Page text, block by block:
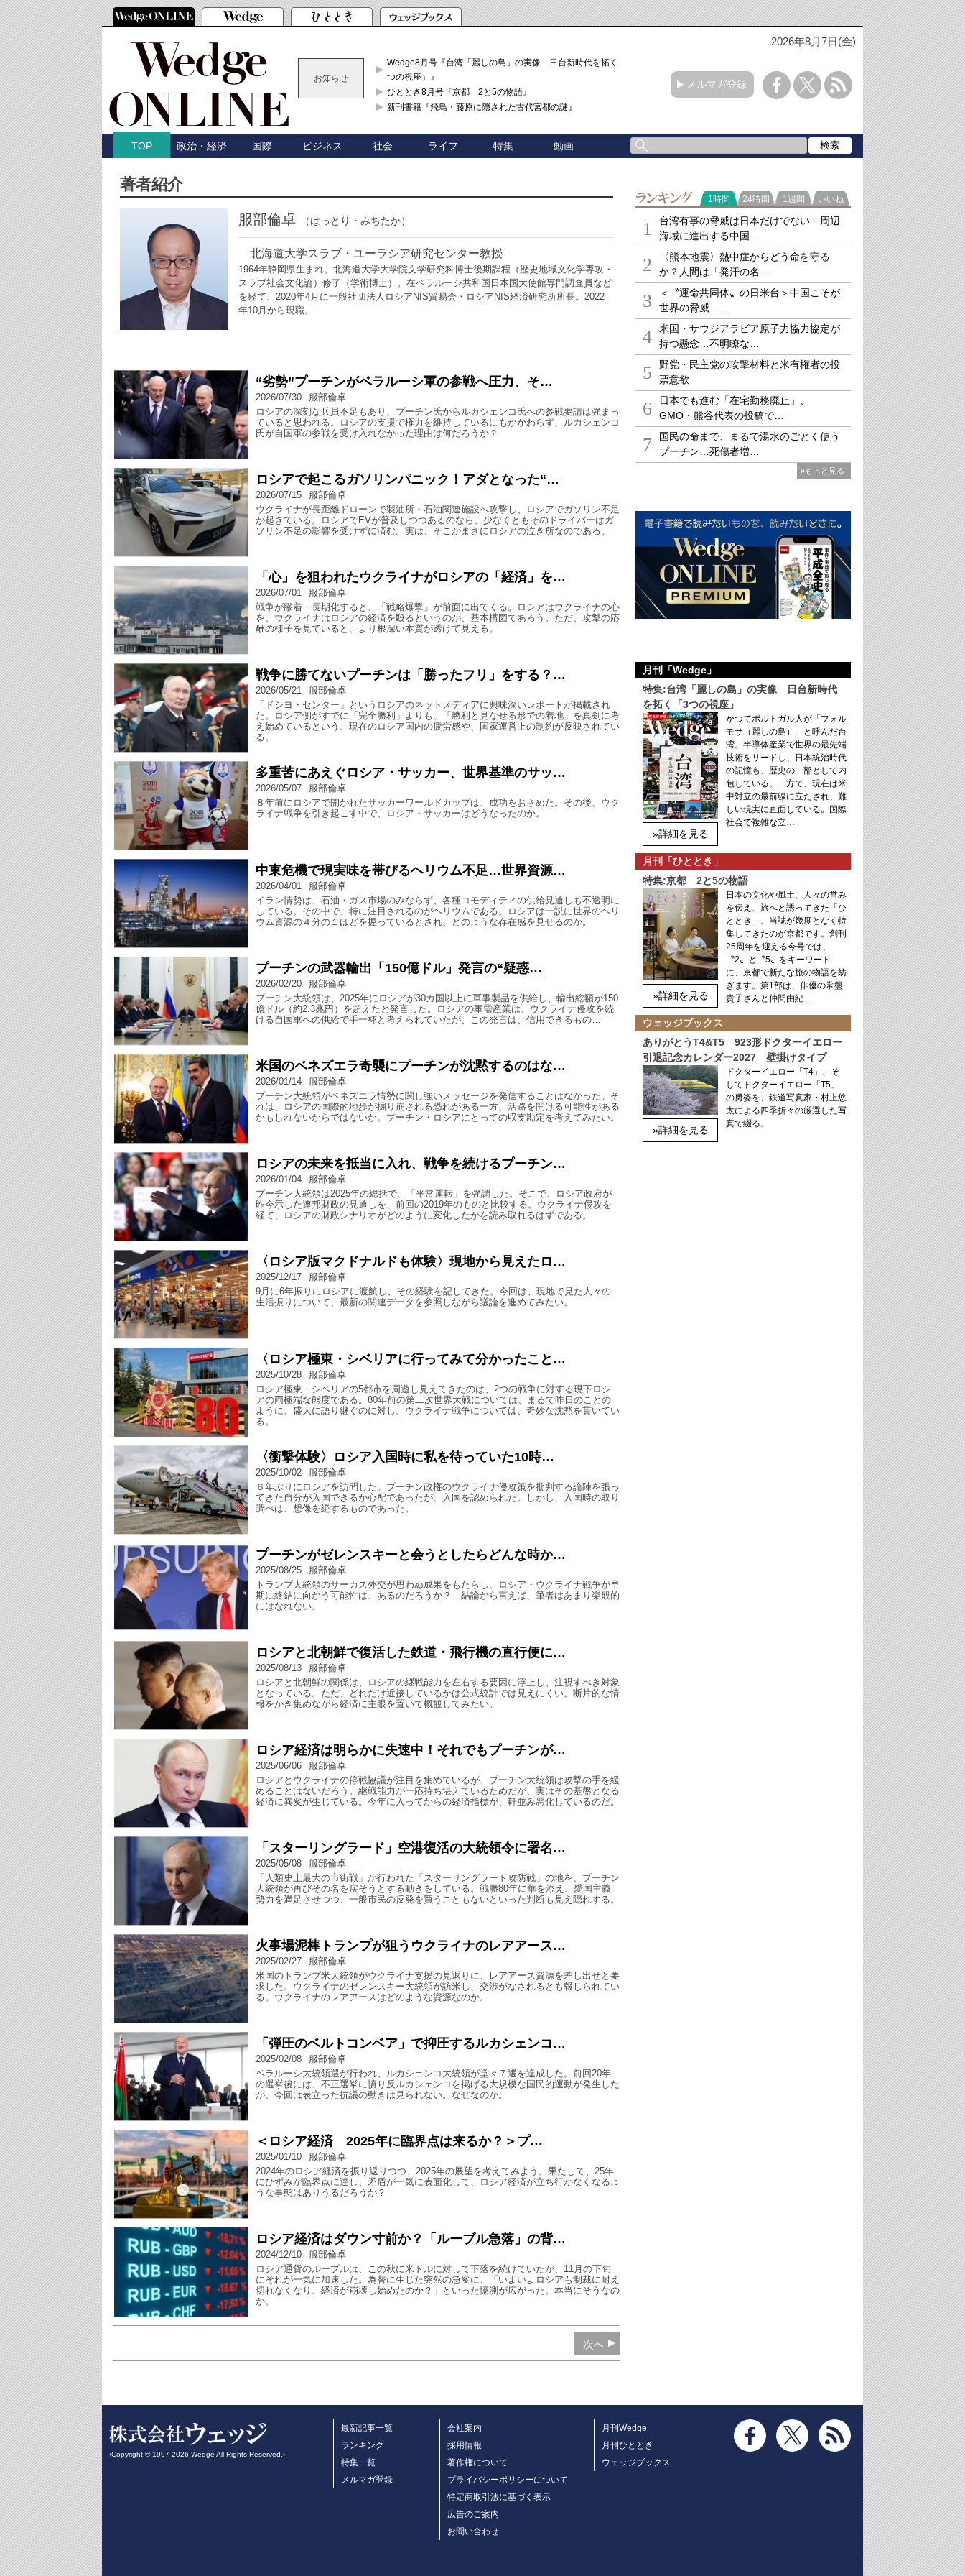
2026年8月7日(金)
お知らせ
Wedge8月号『台湾「麗しの島」の実像 日台新時代を拓く「3
つの視座」』
ひととき8月号『京都 2と5の物語』
新刊書籍『飛鳥・藤原に隠された古代宮都の謎』
メルマガ登録
TOP 政治・経済 国際 ビジネス 社会 ライフ 特集 動画
著者紹介
服部倫卓 （はっとり・みちたか）
北海道大学スラブ・ユーラシア研究センター教授
1964年静岡県生まれ。北海道大学大学院文学研究科博士後期課程（歴史地域文化学専攻・
スラブ社会文化論）修了（学術博士）。在ベラルーシ共和国日本国大使館専門調査員など
を経て、2020年4月に一般社団法人ロシアNIS貿易会・ロシアNIS経済研究所所長。2022
年10月から現職。
“劣勢”プーチンがベラルーシ軍の参戦へ圧力、そ…
2026/07/30
服部倫卓
ロシアの深刻な兵員不足もあり、プーチン氏からルカシェンコ氏への参戦要請は強まっ
ていると思われる。ロシアの支援で権力を維持しているにもかかわらず、ルカシェンコ
氏が自国軍の参戦を受け入れなかった理由は何だろうか？
ロシアで起こるガソリンパニック！アダとなった“…
2026/07/15
服部倫卓
ウクライナが長距離ドローンで製油所・石油関連施設へ攻撃し、ロシアでガソリン不足
が起きている。ロシアでEVが普及しつつあるのなら、少なくともそのドライバーはガ
ソリン不足の影響を受けずに済む。実は、そこがまさにロシアの泣き所なのである。
「心」を狙われたウクライナがロシアの「経済」を…
2026/07/01
服部倫卓
戦争が膠着・長期化すると、「戦略爆撃」が前面に出てくる。ロシアはウクライナの心
を、ウクライナはロシアの経済を殴るというのが、基本構図であろう。ただ、攻撃の応
酬の様子を見ていると、より根深い本質が透けて見える。
戦争に勝てないプーチンは「勝ったフリ」をする？…
2026/05/21
服部倫卓
「ドシヨ・センター」というロシアのネットメディアに興味深いレポートが掲載され
た。ロシア側がすでに「完全勝利」よりも、「勝利と見なせる形での着地」を真剣に考
え始めているという。現在のロシア国内の疲労感や、国家運営上の制約が反映されてい
る。
多重苦にあえぐロシア・サッカー、世界基準のサッ…
2026/05/07
服部倫卓
８年前にロシアで開かれたサッカーワールドカップは、成功をおさめた。その後、ウク
ライナ戦争を引き起こす中で、ロシア・サッカーはどうなったのか。
中東危機で現実味を帯びるヘリウム不足…世界資源…
2026/04/01
服部倫卓
イラン情勢は、石油・ガス市場のみならず、各種コモディティの供給見通しも不透明に
している。その中で、特に注目されるのがヘリウムである。ロシアは一説に世界のヘリ
ウム資源の４分の１ほどを握っているとされ、どのような存在感を見せるのか。
プーチンの武器輸出「150億ドル」発言の“疑惑…
2026/02/20
服部倫卓
プーチン大統領は、2025年にロシアが30カ国以上に軍事製品を供給し、輸出総額が150
億ドル（約2.3兆円）を超えたと発言した。ロシアの軍需産業は、ウクライナ侵攻を続
ける自国軍への供給で手一杯と考えられていたが、この発言は、信用できるもの…
米国のベネズエラ奇襲にプーチンが沈黙するのはな…
2026/01/14
服部倫卓
プーチン大統領がベネズエラ情勢に関し強いメッセージを発信することはなかった。そ
れは、ロシアの国際的地歩が掘り崩される恐れがある一方、活路を開ける可能性がある
かもしれないからではないか。プーチン・ロシアにとっての収支勘定を考えてみたい。
ロシアの未来を抵当に入れ、戦争を続けるプーチン…
2026/01/04
服部倫卓
プーチン大統領は2025年の総括で、「平常運転」を強調した。そこで、ロシア政府が
昨今示した連邦財政の見通しを、前回の2019年のものと比較する。ウクライナ侵攻を
経て、ロシアの財政シナリオがどのように変化したかを読み取れるはずである。
〈ロシア版マクドナルドも体験〉現地から見えたロ…
2025/12/17
服部倫卓
9月に6年振りにロシアに渡航し、その経験を記してきた。今回は、現地で見た人々の
生活振りについて、最新の関連データを参照しながら議論を進めてみたい。
〈ロシア極東・シベリアに行ってみて分かったこと…
2025/10/28
服部倫卓
ロシア極東・シベリアの5都市を周遊し見えてきたのは、2つの戦争に対する現下ロシ
アの両極端な態度である。80年前の第二次世界大戦については、まるで昨日のことの
ように、盛大に語り継ぐのに対し、ウクライナ戦争については、奇妙な沈黙を貫いてい
る。
〈衝撃体験〉ロシア入国時に私を待っていた10時…
2025/10/02
服部倫卓
６年ぶりにロシアを訪問した。プーチン政権のウクライナ侵攻策を批判する論陣を張っ
てきた自分が入国できるか心配であったが、入国を認められた。しかし、入国時の取り
調べは、想像を絶するものであった。
プーチンがゼレンスキーと会うとしたらどんな時か…
2025/08/25
服部倫卓
トランプ大統領のサーカス外交が思わぬ成果をもたらし、ロシア・ウクライナ戦争が早
期に終結に向かう可能性は、あるのだろうか？ 結論から言えば、筆者はあまり楽観的
にはなれない。
ロシアと北朝鮮で復活した鉄道・飛行機の直行便に…
2025/08/13
服部倫卓
ロシアと北朝鮮の関係は、ロシアの継戦能力を左右する要因に浮上し、注視すべき対象
となっている。ただ、どれだけ近接しているかは公式統計では見えにくい。断片的な情
報をかき集めながら経済に主眼を置いて概観してみたい。
ロシア経済は明らかに失速中！それでもプーチンが…
2025/06/06
服部倫卓
ロシアとウクライナの停戦協議が注目を集めているが、プーチン大統領は攻撃の手を緩
めることはないだろう。継戦能力が一応持ち堪えているためだが、実はその基盤となる
経済に異変が生じている。今年に入ってからの経済指標が、軒並み悪化しているのだ。
「スターリングラード」空港復活の大統領令に署名…
2025/05/08
服部倫卓
「人類史上最大の市街戦」が行われた「スターリングラード攻防戦」の地を、プーチン
大統領が再びその名を戻そうとする動きをしている。戦勝80年に華を添え、愛国主義
勢力を満足させつつ、一般市民の反発を買うこともないといった判断も見え隠れする。
火事場泥棒トランプが狙うウクライナのレアアース…
2025/02/27
服部倫卓
米国のトランプ米大統領がウクライナ支援の見返りに、レアアース資源を差し出せと要
求した。ウクライナのゼレンスキー大統領が訪米し、交渉がなされるとも報じられてい
る。ウクライナのレアアースはどのような資源なのか。
「弾圧のベルトコンベア」で抑圧するルカシェンコ…
2025/02/08
服部倫卓
ベラルーシ大統領選が行われ、ルカシェンコ大統領が堂々７選を達成した。前回20年
の選挙後には、不正選挙に憤り反ルカシェンコを掲げる大規模な国民的運動が発生した
が、今回は表立った抗議の動きは見られない。なぜなのか。
＜ロシア経済 2025年に臨界点は来るか？＞プ…
2025/01/10
服部倫卓
2024年のロシア経済を振り返りつつ、2025年の展望を考えてみよう。果たして、25年
にひずみが臨界点に達し、矛盾が一気に表面化して、ロシア経済が立ち行かなくなるよ
うな事態はありうるだろうか？
ロシア経済はダウン寸前か？「ルーブル急落」の背…
2024/12/10
服部倫卓
ロシア通貨のルーブルは、この秋に米ドルに対して下落を続けていたが、11月の下旬
にそれが一気に加速した。為替に生じた突然の急変に、「いよいよロシアも制裁に耐え
切れなくなり、経済が崩壊し始めたのか？」といった憶測が広がった。本当にそうなの
か。
次へ
ランキング
1時間 24時間 1週間 いいね
1
台湾有事の脅威は日本だけでない…周辺
海域に進出する中国…
2
〈熊本地震〉熱中症からどう命を守る
か？人間は「発汗の名…
3
＜〝運命共同体〟の日米台＞中国こそが
世界の脅威....…
4
米国・サウジアラビア原子力協力協定が
持つ懸念…不明瞭な…
5
野党・民主党の攻撃材料と米有権者の投
票意欲
6
日本でも進む「在宅勤務廃止」、
GMO・熊谷代表の投稿で…
7
国民の命まで、まるで湯水のごとく使う
プーチン…死傷者増…
»もっと見る
月刊「Wedge」
特集:台湾「麗しの島」の実像 日台新時代
を拓く「3つの視座」
»詳細を見る
かつてポルトガル人が「フォル
モサ（麗しの島）」と呼んだ台
湾。半導体産業で世界の最先端
技術をリードし、日本統治時代
の記憶も、歴史の一部として内
包している。一方で、現在は米
中対立の最前線に立たされ、難
しい現実に直面している。国際
社会で複雑な立…
月刊「ひととき」
特集:京都 2と5の物語
»詳細を見る
日本の文化や風土、人々の営み
を伝え、旅へと誘ってきた「ひ
ととき」。当誌が幾度となく特
集してきたのが京都です。創刊
25周年を迎える今号では、
〝2〟と〝5〟をキーワード
に、京都で新たな旅の物語を紡
ぎます。第1部は、俳優の常盤
貴子さんと仲間由紀…
ウェッジブックス
ありがとうT4&T5 923形ドクターイエロー
引退記念カレンダー2027 壁掛けタイプ
»詳細を見る
ドクターイエロー「T4」、そ
してドクターイエロー「T5」
の勇姿を、鉄道写真家・村上悠
太による四季折々の厳選した写
真で綴る。
‹Copyright © 1997-2026 Wedge All Rights Reserved.›
最新記事一覧
ランキング
特集一覧
メルマガ登録
会社案内
採用情報
著作権について
プライバシーポリシーについて
特定商取引法に基づく表示
広告のご案内
お問い合わせ
月刊Wedge
月刊ひととき
ウェッジブックス